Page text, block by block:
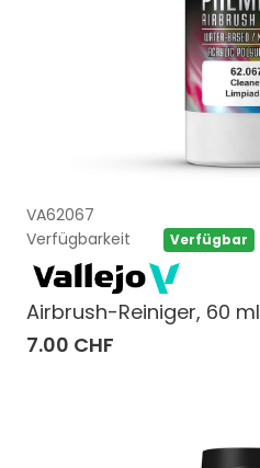
VA62067
Verfügbarkeit
Verfügbar
Airbrush-Reiniger, 60 ml
7.00 CHF